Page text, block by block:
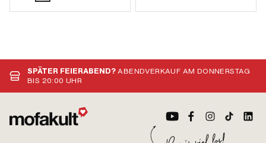
SPÄTER FEIERABEND?ABENDVERKAUF AM DONNERSTAG
BIS 20:00 UHR